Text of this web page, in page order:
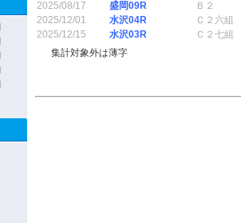
2025/08/17
盛岡09R Ｂ２
2025/12/01
水沢04R Ｃ２六組
2025/12/15
水沢03R Ｃ２七組
集計対象外は薄字